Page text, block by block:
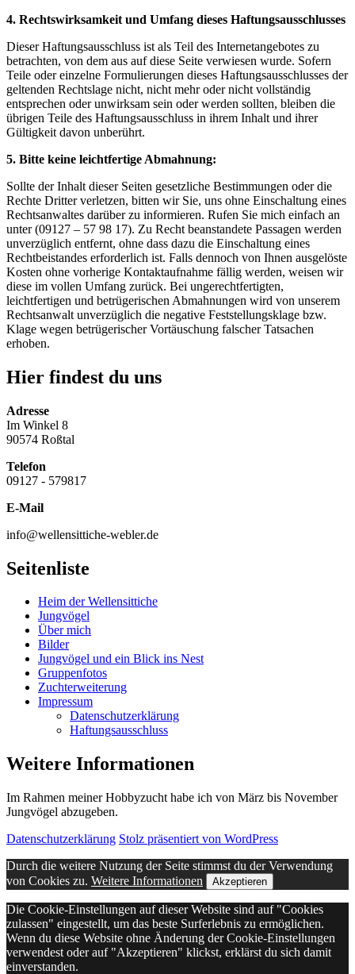
4. Rechtswirksamkeit und Umfang dieses Haftungsausschlusses
Dieser Haftungsausschluss ist als Teil des Internetangebotes zu
betrachten, von dem aus auf diese Seite verwiesen wurde. Sofern
Teile oder einzelne Formulierungen dieses Haftungsausschlusses der
geltenden Rechtslage nicht, nicht mehr oder nicht vollständig
entsprechen oder unwirksam sein oder werden sollten, bleiben die
übrigen Teile des Haftungsausschluss in ihrem Inhalt und ihrer
Gültigkeit davon unberührt.
5. Bitte keine leichtfertige Abmahnung:
Sollte der Inhalt dieser Seiten gesetzliche Bestimmungen oder die
Rechte Dritter verletzen, bitten wir Sie, uns ohne Einschaltung eines
Rechtsanwaltes darüber zu informieren. Rufen Sie mich einfach an
unter (09127 – 57 98 17). Zu Recht beanstandete Passagen werden
unverzüglich entfernt, ohne dass dazu die Einschaltung eines
Rechtbeistandes erforderlich ist. Falls dennoch von Ihnen ausgelöste
Kosten ohne vorherige Kontaktaufnahme fällig werden, weisen wir
diese im vollen Umfang zurück. Bei ungerechtfertigten,
leichtfertigen und betrügerischen Abmahnungen wird von unserem
Rechtsanwalt unverzüglich die negative Feststellungsklage bzw.
Klage wegen betrügerischer Vortäuschung falscher Tatsachen
erhoben.
Hier findest du uns
Adresse
Im Winkel 8
90574 Roßtal
Telefon
09127 - 579817
E-Mail
info@wellensittiche-webler.de
Seitenliste
Heim der Wellensittiche
Jungvögel
Über mich
Bilder
Jungvögel und ein Blick ins Nest
Gruppenfotos
Zuchterweiterung
Impressum
Datenschutzerklärung
Haftungsausschluss
Weitere Informationen
Im Rahmen meiner Hobbyzucht habe ich von März bis November
Jungvögel abzugeben.
Datenschutzerklärung Stolz präsentiert von WordPress
Durch die weitere Nutzung der Seite stimmst du der Verwendung
von Cookies zu. Weitere Informationen Akzeptieren
Die Cookie-Einstellungen auf dieser Website sind auf "Cookies
zulassen" eingestellt, um das beste Surferlebnis zu ermöglichen.
Wenn du diese Website ohne Änderung der Cookie-Einstellungen
verwendest oder auf "Akzeptieren" klickst, erklärst du sich damit
einverstanden.